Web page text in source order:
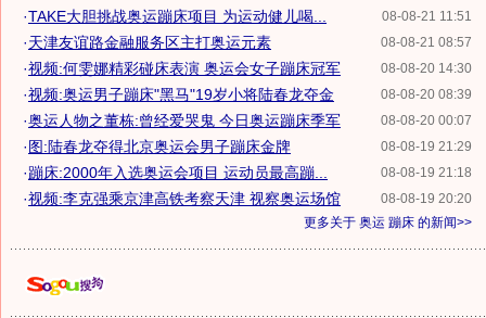
08-08-21 11:51
·TAKE大胆挑战奥运蹦床项目 为运动健儿喝...
08-08-21 08:57
·天津友谊路金融服务区主打奥运元素
08-08-20 14:30
·视频:何雯娜精彩碰床表演 奥运会女子蹦床冠军
08-08-20 08:39
·视频:奥运男子蹦床"黑马"19岁小将陆春龙夺金
08-08-20 00:07
·奥运人物之董栋:曾经爱哭鬼 今日奥运蹦床季军
08-08-19 21:29
·图:陆春龙夺得北京奥运会男子蹦床金牌
08-08-19 21:18
·蹦床:2000年入选奥运会项目 运动员最高蹦...
08-08-19 20:20
·视频:李克强乘京津高铁考察天津 视察奥运场馆
更多关于 奥运 蹦床 的新闻>>